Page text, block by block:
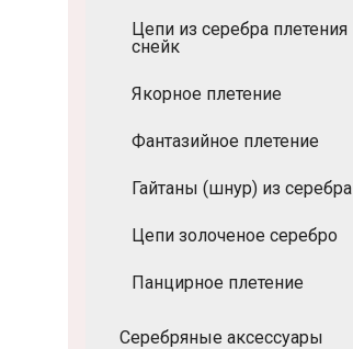
Цепи из серебра плетения
снейк
Якорное плетение
Фантазийное плетение
Гайтаны (шнур) из серебра
Цепи золоченое серебро
Панцирное плетение
Серебряные аксессуары